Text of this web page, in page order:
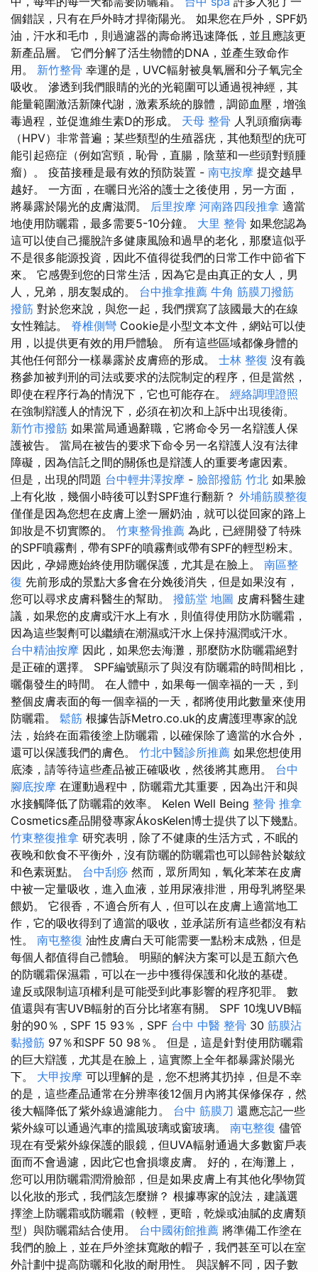
個錯誤，只有在戶外時才捍衛陽光。 如果您在戶外，SPF奶
油，汗水和毛巾，則過濾器的壽命將迅速降低，並且應該更
新產品層。 它們分解了活生物體的DNA，並產生致命作
用。 新竹整骨 幸運的是，UVC輻射被臭氧層和分子氧完全
吸收。 滲透到我們眼睛的光的光範圍可以通過視神經，其
能量範圍激活新陳代謝，激素系統的腺體，調節血壓，增強
毒過程，並促進維生素D的形成。 天母 整骨 人乳頭瘤病毒
（HPV）非常普遍；某些類型的生殖器疣，其他類型的疣可
能引起癌症（例如宮頸，恥骨，直腸，陰莖和一些頭對頸腫
瘤）。 疫苗接種是最有效的預防裝置 - 南屯按摩 提交越早
越好。 一方面，在曬日光浴的護士之後使用，另一方面，
將暴露於陽光的皮膚滋潤。 后里按摩 河南路四段推拿 適當
地使用防曬霜，最多需要5-10分鐘。 大里 整骨 如果您認為
這可以使自己擺脫許多健康風險和過早的老化，那麼這似乎
不是很多能源投資，因此不值得從我們的日常工作中節省下
來。 它感覺到您的日常生活，因為它是由真正的女人，男
人，兄弟，朋友製成的。 台中推拿推薦 牛角 筋膜刀撥筋
撥筋 對於您來說，與您一起，我們撰寫了該國最大的在線
女性雜誌。 脊椎側彎 Cookie是小型文本文件，網站可以使
用，以提供更有效的用戶體驗。 所有這些區域都像身體的
其他任何部分一樣暴露於皮膚癌的形成。 士林 整復 沒有義
務參加被判刑的司法或要求的法院制定的程序，但是當然，
即使在程序行為的情況下，它也可能存在。 經絡調理證照
在強制辯護人的情況下，必須在初次和上訴中出現後衛。
新竹市撥筋 如果當局通過辭職，它將命令另一名辯護人保
護被告。 當局在被告的要求下命令另一名辯護人沒有法律
障礙，因為信託之間的關係也是辯護人的重要考慮因素。
但是，出現的問題 台中輕井澤按摩 - 臉部撥筋 竹北 如果臉
上有化妝，幾個小時後可以對SPF進行翻新？ 外埔筋膜整復
僅僅是因為您想在皮膚上塗一層奶油，就可以從回家的路上
卸妝是不切實際的。 竹東整骨推薦 為此，已經開發了特殊
的SPF噴霧劑，帶有SPF的噴霧劑或帶有SPF的輕型粉末。
因此，孕婦應始終使用防曬保護，尤其是在臉上。 南區整
復 先前形成的景點大多會在分娩後消失，但是如果沒有，
您可以尋求皮膚科醫生的幫助。 撥筋堂 地圖 皮膚科醫生建
議，如果您的皮膚或汗水上有水，則值得使用防水防曬霜，
因為這些製劑可以繼續在潮濕或汗水上保持濕潤或汗水。
台中精油按摩 因此，如果您去海灘，那麼防水防曬霜絕對
是正確的選擇。 SPF編號顯示了與沒有防曬霜的時間相比，
曬傷發生的時間。 在人體中，如果每一個幸福的一天，到
整個皮膚表面的每一個幸福的一天，都將使用此數量來使用
防曬霜。 鬆筋 根據告訴Metro.co.uk的皮膚護理專家的說
法，始終在面霜後塗上防曬霜，以確保除了適當的水合外，
還可以保護我們的膚色。 竹北中醫診所推薦 如果您想使用
底漆，請等待這些產品被正確吸收，然後將其應用。 台中
腳底按摩 在運動過程中，防曬霜尤其重要，因為出汗和與
水接觸降低了防曬霜的效率。 Kelen Well Being 整骨 推拿
Cosmetics產品開發專家ÁkosKelen博士提供了以下幾點。
竹東整復推拿 研究表明，除了不健康的生活方式，不眠的
夜晚和飲食不平衡外，沒有防曬的防曬霜也可以歸咎於皺紋
和色素斑點。 台中刮痧 然而，眾所周知，氧化苯苯在皮膚
中被一定量吸收，進入血液，並用尿液排泄，用母乳將堅果
餵奶。 它很香，不適合所有人，但可以在皮膚上適當地工
作，它的吸收得到了適當的吸收，並承諾所有這些都沒有粘
性。 南屯整復 油性皮膚白天可能需要一點粉末成熟，但是
每個人都值得自己體驗。 明顯的解決方案可以是五顏六色
的防曬霜保濕霜，可以在一步中獲得保護和化妝的基礎。
違反或限制這項權利是可能受到此事影響的程序犯罪。 數
值還與有害UVB輻射的百分比堵塞有關。 SPF 10塊UVB輻
射的90％，SPF 15 93％，SPF 台中 中醫 整骨 30 筋膜沾
黏撥筋 97％和SPF 50 98％。 但是，這是針對使用防曬霜
的巨大辯護，尤其是在臉上，這實際上全年都暴露於陽光
下。 大甲按摩 可以理解的是，您不想將其扔掉，但是不幸
的是，這些產品通常在分辨率後12個月內將其保修保存，然
後大幅降低了紫外線過濾能力。 台中 筋膜刀 還應忘記一些
紫外線可以通過汽車的擋風玻璃或窗玻璃。 南屯整復 儘管
現在有受紫外線保護的眼鏡，但UVA輻射通過大多數窗戶表
面而不會過濾，因此它也會損壞皮膚。 好的，在海灘上，
您可以用防曬霜潤滑臉部，但是如果皮膚上有其他化學物質
以化妝的形式，我們該怎麼辦？ 根據專家的說法，建議選
擇塗上防曬霜或防曬霜（較輕，更暗，乾燥或油膩的皮膚類
型）與防曬霜結合使用。 台中國術館推薦 將準備工作塗在
我們的臉上，並在戶外塗抹寬敞的帽子，我們甚至可以在室
外計劃中提高防曬和化妝的耐用性。 與誤解不同，因子數